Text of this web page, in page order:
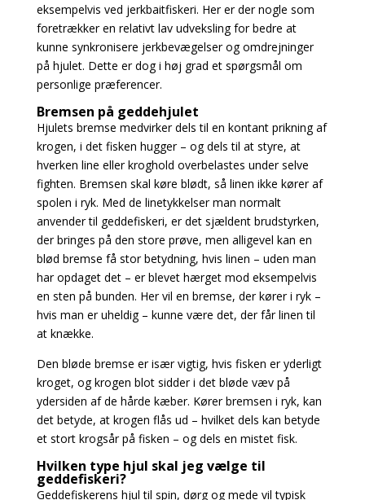
eksempelvis ved jerkbaitfiskeri. Her er der nogle som
foretrækker en relativt lav udveksling for bedre at
kunne synkronisere jerkbevægelser og omdrejninger
på hjulet. Dette er dog i høj grad et spørgsmål om
personlige præferencer.
Bremsen på geddehjulet
Hjulets bremse medvirker dels til en kontant prikning af
krogen, i det fisken hugger – og dels til at styre, at
hverken line eller kroghold overbelastes under selve
fighten. Bremsen skal køre blødt, så linen ikke kører af
spolen i ryk. Med de linetykkelser man normalt
anvender til geddefiskeri, er det sjældent brudstyrken,
der bringes på den store prøve, men alligevel kan en
blød bremse få stor betydning, hvis linen – uden man
har opdaget det – er blevet hærget mod eksempelvis
en sten på bunden. Her vil en bremse, der kører i ryk –
hvis man er uheldig – kunne være det, der får linen til
at knække.
Den bløde bremse er især vigtig, hvis fisken er yderligt
kroget, og krogen blot sidder i det bløde væv på
ydersiden af de hårde kæber. Kører bremsen i ryk, kan
det betyde, at krogen flås ud – hvilket dels kan betyde
et stort krogsår på fisken – og dels en mistet fisk.
Hvilken type hjul skal jeg vælge til
geddefiskeri?
Geddefiskerens hjul til spin, dørg og mede vil typisk